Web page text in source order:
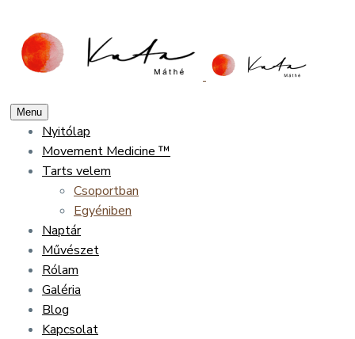
Menu
Nyitólap
Movement Medicine ™
Tarts velem
Csoportban
Egyéniben
Naptár
Művészet
Rólam
Galéria
Blog
Kapcsolat